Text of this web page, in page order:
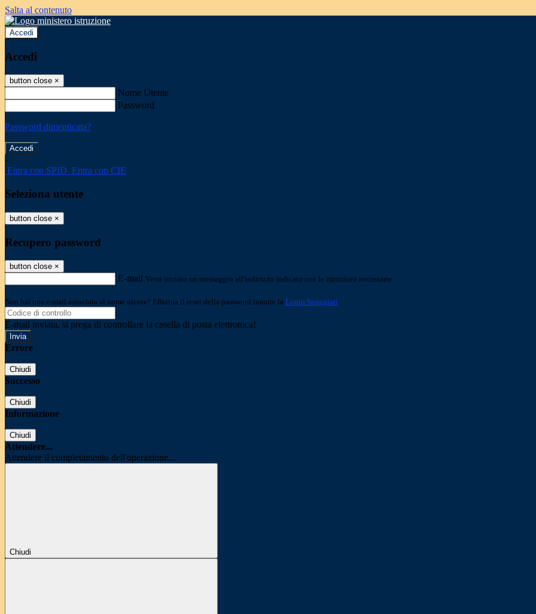
Salta al contenuto
Accedi
Accedi
button close ×
Nome Utente
Password
Password dimenticata?
-
Entra con SPID Entra con CIE
Seleziona utente
button close ×
Recupero password
button close ×
E-mail Verrà inviato un messaggio all'indirizzo indicato con le istruzioni necessarie.
Non hai una e-mail associata al nome utente? Effettua il reset della password tramite la Login Spaggiari
E-mail inviata, si prega di controllare la casella di posta elettronica!
Errore
Chiudi
Successo
Chiudi
Informazione
Chiudi
Attendere...
Attendere il completamento dell'operazione...
Chiudi